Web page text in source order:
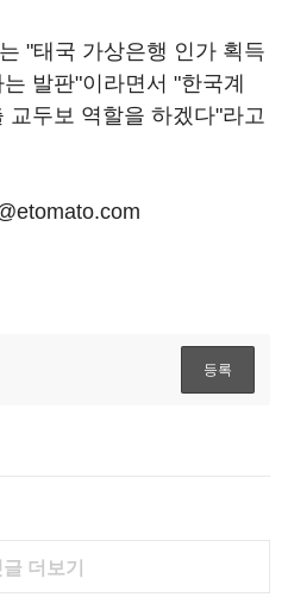
"태국 가상은행 인가 획득
발판"이라면서 "한국계
교두보 역할을 하겠다"라고
글 더보기